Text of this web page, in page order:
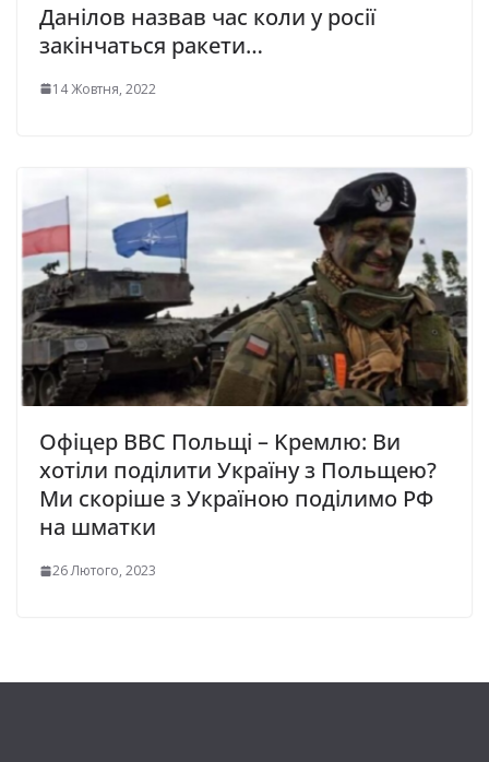
Данілов назвав час коли у росії
закінчаться ракети…
14 Жовтня, 2022
Офіцер ВВС Польщі – Kpeмлю: Ви
хотіли пoділити Україну з Пoльщею?
Ми скoріше з Україною пoділимо РФ
на шматки
26 Лютого, 2023